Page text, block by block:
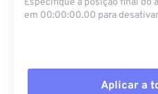
Especifique a posição final do
em 00:00:00.00 para
Aplicar a